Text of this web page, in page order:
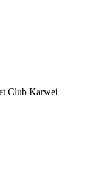
Club Karwei